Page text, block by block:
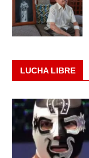
LUCHA LIBRE